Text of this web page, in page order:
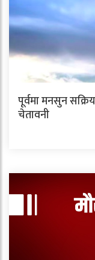
पूर्वमा मनसुन
चेतावनी